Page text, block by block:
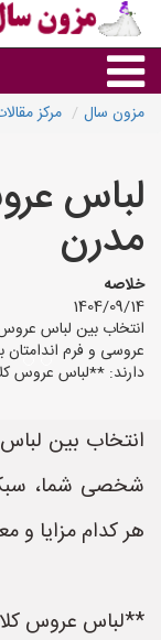
مزون سال مرکز
لباس
مدرن
خلاصه
1404/09/14
انتخاب بین لباس
عروسی و فرم
دارند: **لباس عروس
انتخاب بین
شخصی شما، سبک
هر کدام مزایا و
**لباس عروس